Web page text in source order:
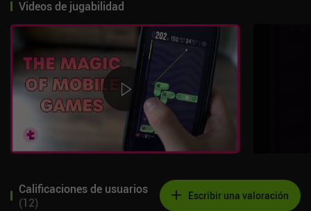
Videos de jugabilidad
Calificaciones de usuarios
(12) Escribir una valoración